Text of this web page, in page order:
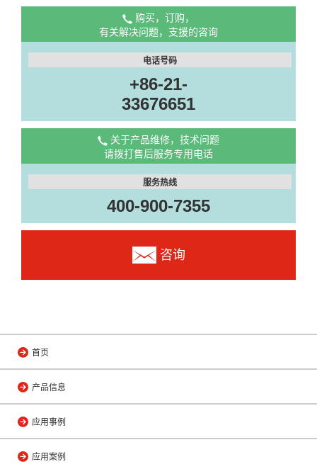
购买，订购，
有关解决问题，支援的咨询
电话号码
+86-21-
33676651
关于产品维修，技术问题
请拨打售后服务专用电话
服务热线
400-900-7355
咨询
首页
产品信息
应用事例
应用案例